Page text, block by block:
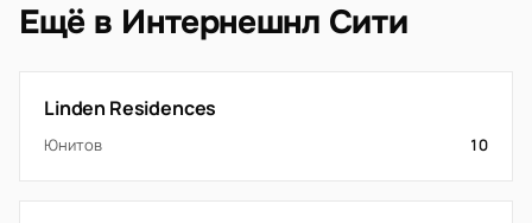
Ещё в Интернешнл Сити
Linden Residences
Юнитов 10